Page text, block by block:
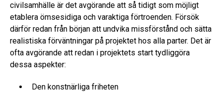
civilsamhälle är det avgörande att så tidigt som möjligt
etablera ömsesidiga och varaktiga förtroenden. Försök
därför redan från början att undvika missförstånd och sätta
realistiska förväntningar på projektet hos alla parter. Det är
ofta avgörande att redan i projektets start tydliggöra
dessa aspekter:
Den konstnärliga friheten